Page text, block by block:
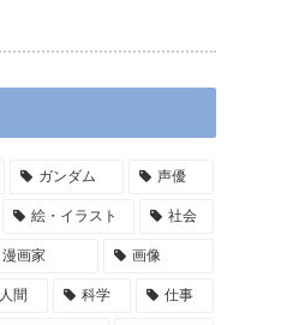
ガンダム 声優
絵・イラスト 社会
漫画家 画像
人間 科学 仕事